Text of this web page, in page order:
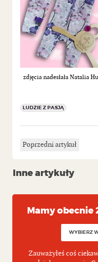
zdjęcia nadesłała Natalia
LUDZIE Z PASJĄ
Poprzedni artykuł
Inne artykuły
Mamy obecnie
Zauważyłeś coś